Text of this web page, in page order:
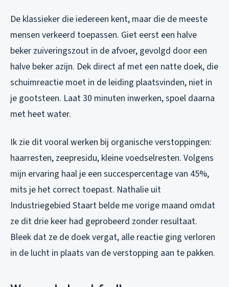
De klassieker die iedereen kent, maar die de meeste
mensen verkeerd toepassen. Giet eerst een halve
beker zuiveringszout in de afvoer, gevolgd door een
halve beker azijn. Dek direct af met een natte doek, die
schuimreactie moet in de leiding plaatsvinden, niet in
je gootsteen. Laat 30 minuten inwerken, spoel daarna
met heet water.
Ik zie dit vooral werken bij organische verstoppingen:
haarresten, zeepresidu, kleine voedselresten. Volgens
mijn ervaring haal je een succespercentage van 45%,
mits je het correct toepast. Nathalie uit
Industriegebied Staart belde me vorige maand omdat
ze dit drie keer had geprobeerd zonder resultaat.
Bleek dat ze de doek vergat, alle reactie ging verloren
in de lucht in plaats van de verstopping aan te pakken.